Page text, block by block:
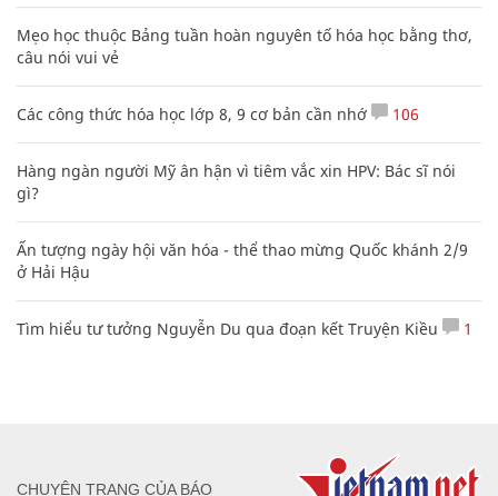
Mẹo học thuộc Bảng tuần hoàn nguyên tố hóa học bằng thơ,
câu nói vui vẻ
Các công thức hóa học lớp 8, 9 cơ bản cần nhớ 106
Hàng ngàn người Mỹ ân hận vì tiêm vắc xin HPV: Bác sĩ nói
gì?
Ấn tượng ngày hội văn hóa - thể thao mừng Quốc khánh 2/9
ở Hải Hậu
Tìm hiểu tư tưởng Nguyễn Du qua đoạn kết Truyện Kiều 1
CHUYÊN TRANG CỦA BÁO